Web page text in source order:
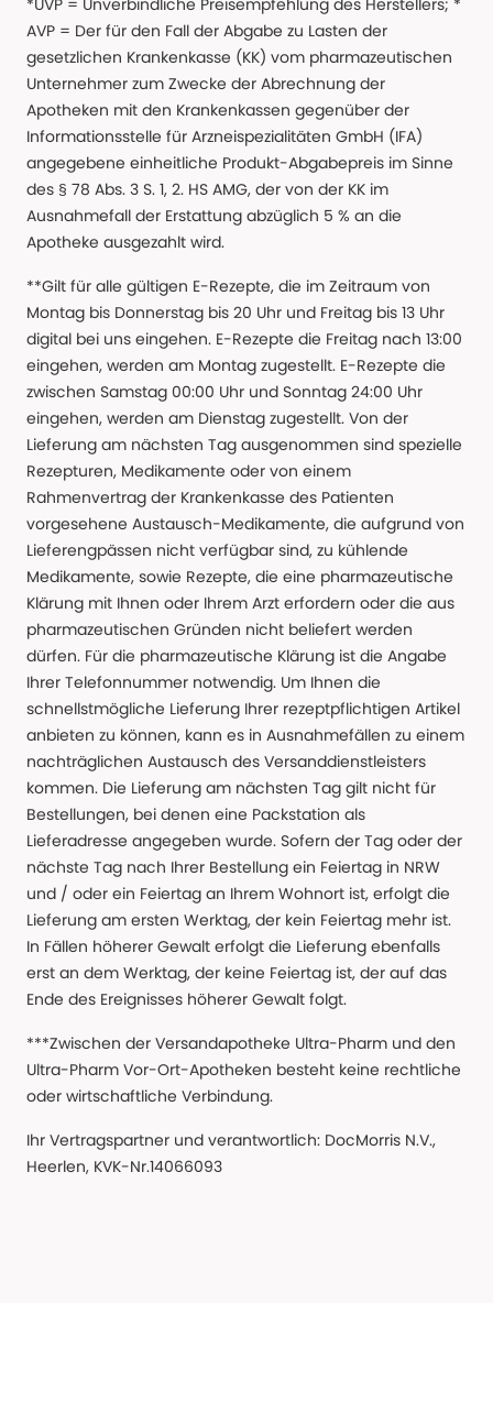
*UVP = Unverbindliche Preisempfehlung des Herstellers; *
AVP = Der für den Fall der Abgabe zu Lasten der
gesetzlichen Krankenkasse (KK) vom pharmazeutischen
Unternehmer zum Zwecke der Abrechnung der
Apotheken mit den Krankenkassen gegenüber der
Informationsstelle für Arzneispezialitäten GmbH (IFA)
angegebene einheitliche Produkt-Abgabepreis im Sinne
des § 78 Abs. 3 S. 1, 2. HS AMG, der von der KK im
Ausnahmefall der Erstattung abzüglich 5 % an die
Apotheke ausgezahlt wird.
**Gilt für alle gültigen E-Rezepte, die im Zeitraum von
Montag bis Donnerstag bis 20 Uhr und Freitag bis 13 Uhr
digital bei uns eingehen. E-Rezepte die Freitag nach 13:00
eingehen, werden am Montag zugestellt. E-Rezepte die
zwischen Samstag 00:00 Uhr und Sonntag 24:00 Uhr
eingehen, werden am Dienstag zugestellt. Von der
Lieferung am nächsten Tag ausgenommen sind spezielle
Rezepturen, Medikamente oder von einem
Rahmenvertrag der Krankenkasse des Patienten
vorgesehene Austausch-Medikamente, die aufgrund von
Lieferengpässen nicht verfügbar sind, zu kühlende
Medikamente, sowie Rezepte, die eine pharmazeutische
Klärung mit Ihnen oder Ihrem Arzt erfordern oder die aus
pharmazeutischen Gründen nicht beliefert werden
dürfen. Für die pharmazeutische Klärung ist die Angabe
Ihrer Telefonnummer notwendig. Um Ihnen die
schnellstmögliche Lieferung Ihrer rezeptpflichtigen Artikel
anbieten zu können, kann es in Ausnahmefällen zu einem
nachträglichen Austausch des Versanddienstleisters
kommen. Die Lieferung am nächsten Tag gilt nicht für
Bestellungen, bei denen eine Packstation als
Lieferadresse angegeben wurde. Sofern der Tag oder der
nächste Tag nach Ihrer Bestellung ein Feiertag in NRW
und / oder ein Feiertag an Ihrem Wohnort ist, erfolgt die
Lieferung am ersten Werktag, der kein Feiertag mehr ist.
In Fällen höherer Gewalt erfolgt die Lieferung ebenfalls
erst an dem Werktag, der keine Feiertag ist, der auf das
Ende des Ereignisses höherer Gewalt folgt.
***Zwischen der Versandapotheke Ultra-Pharm und den
Ultra-Pharm Vor-Ort-Apotheken besteht keine rechtliche
oder wirtschaftliche Verbindung.
Ihr Vertragspartner und verantwortlich: DocMorris N.V.,
Heerlen, KVK-Nr.14066093